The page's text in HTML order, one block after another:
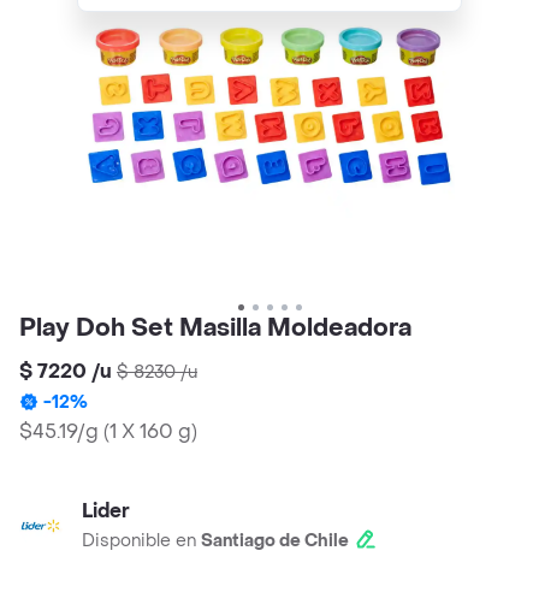
Play Doh Set Masilla Moldeadora
$ 7220 /u $ 8230/u
-12%
$45.19/g (1 X 160 g)
Lider
Disponible en Santiago de Chile